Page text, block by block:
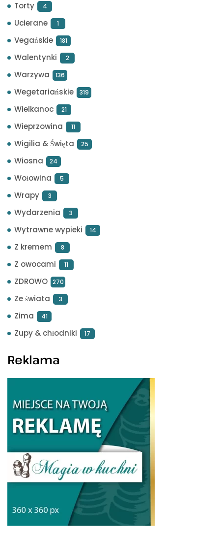
Torty 4
Ucierane 1
Vegańskie 181
Walentynki 2
Warzywa 136
Wegetariańskie 319
Wielkanoc 21
Wieprzowina 11
Wigilia & Święta 25
Wiosna 24
Wołowina 5
Wrapy 3
Wydarzenia 3
Wytrawne wypieki 14
Z kremem 8
Z owocami 11
ZDROWO 270
Ze świata 3
Zima 41
Zupy & chłodniki 17
Reklama